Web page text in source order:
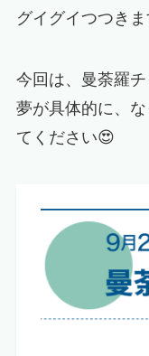
グイグイつつき
今回は、曼荼羅チ
夢が具体的に、
てください😍